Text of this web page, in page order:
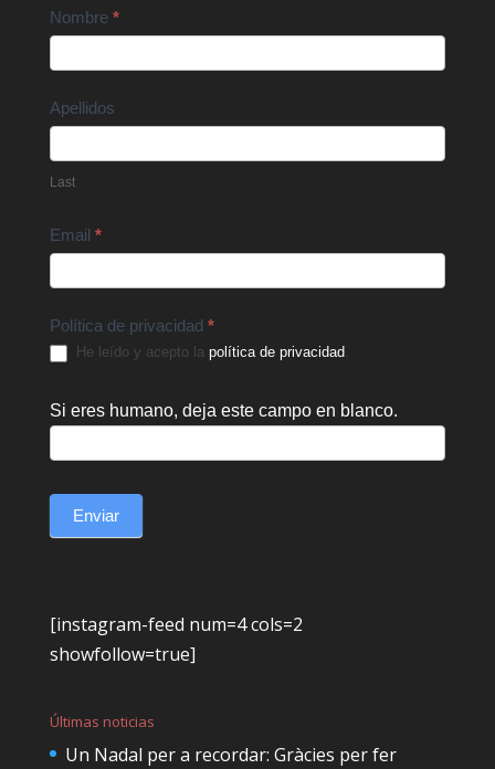
Contact
Nombre *
Apellidos
Last
Email *
Política de privacidad *
He leído y acepto la política de privacidad.
Si eres humano, deja este campo en blanco.
Enviar
[instagram-feed num=4 cols=2
showfollow=true]
Últimas noticias
Un Nadal per a recordar: Gràcies per fer